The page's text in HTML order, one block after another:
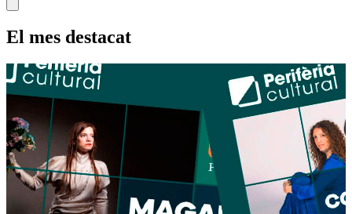
El mes destacat